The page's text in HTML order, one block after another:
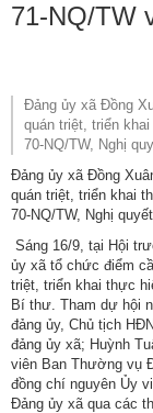
71-NQ/TW
Đảng ủy xã Đồng
quán triệt, triển
70-NQ/TW, Nghị
Đảng ủy xã Đồng
quán triệt, triển khai
70-NQ/TW, Nghị
Sáng 16/9, tại Hội
ủy xã tổ chức điểm
triệt, triển khai thực
Bí thư. Tham dự hội
đảng ủy, Chủ tịch
đảng ủy xã; Huỳnh
viên Ban Thường vụ
đồng chí nguyên Ủy
Đảng ủy xã qua các